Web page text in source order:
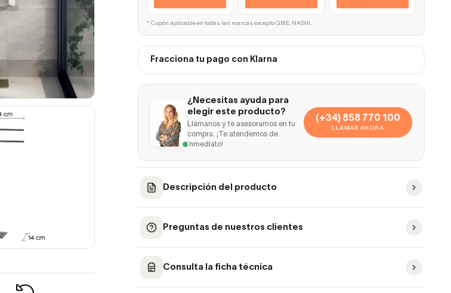
* Cupón aplicable en todas las marcas excepto GME, NASHI.
Fracciona tu pago con Klarna
¿Necesitas ayuda para
elegir este producto?
Llámanos y te asesoramos en tu
compra. ¡Te atendemos de
inmediato!
(+34) 858 770 100
LLAMAR AHORA
Descripción del producto
Preguntas de nuestros clientes
Consulta la ficha técnica